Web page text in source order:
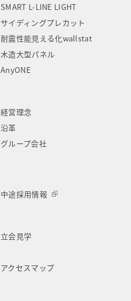
SMART L-LINE LIGHT
サイディングプレカット
耐震性能見える化wallstat
木造大型パネル
AnyONE
経営理念
沿革
グループ会社
中途採用情報
立会見学
アクセスマップ